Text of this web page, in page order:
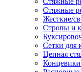
Стяжные
Жесткие/
Стропы и
Сетки для
Цепная